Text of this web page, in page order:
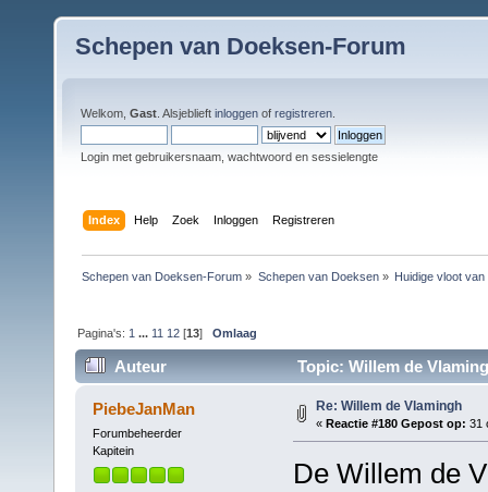
Schepen van Doeksen-Forum
Welkom, Gast . Alsjeblieft inloggen of registreren
Login met gebruikersnaam, wachtwoord en sessielengte
Index Help Zoek Inloggen Registreren
Schepen van Doeksen-Forum » Schepen van Doeksen» Huidige vloot
Pagina's: 1 ... 11 12 [13]Omlaag
Auteur Topic: Willem de
PiebeJanMan
Forumbeheerder
Kapitein
Re: Willem de Vlamingh
« Reactie #180 Gepost op: 31
De Willem de